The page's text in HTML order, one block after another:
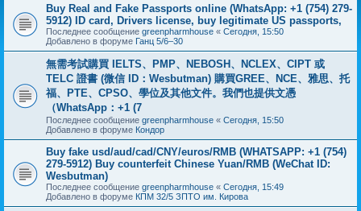
Buy Real and Fake Passports online (WhatsApp: +1 (754) 279-
5912) ID card, Drivers license, buy legitimate US passports,
Последнее сообщение greenpharmhouse « Сегодня, 15:50
Добавлено в форуме Ганц 5/6–30
無需考試購買 IELTS、PMP、NEBOSH、NCLEX、CIPT 或
TELC 證書 (微信 ID：Wesbutman) 購買GREE、NCE、雅思、托
福、PTE、CPSO、學位及其他文件。我們也提供文憑
（WhatsApp：+1 (7
Последнее сообщение greenpharmhouse « Сегодня, 15:50
Добавлено в форуме Кондор
Buy fake usd/aud/cad/CNY/euros/RMB (WHATSAPP: +1 (754)
279-5912) Buy counterfeit Chinese Yuan/RMB (WeChat ID:
Wesbutman)
Последнее сообщение greenpharmhouse « Сегодня, 15:49
Добавлено в форуме КПМ 32/5 ЗПТО им. Кирова